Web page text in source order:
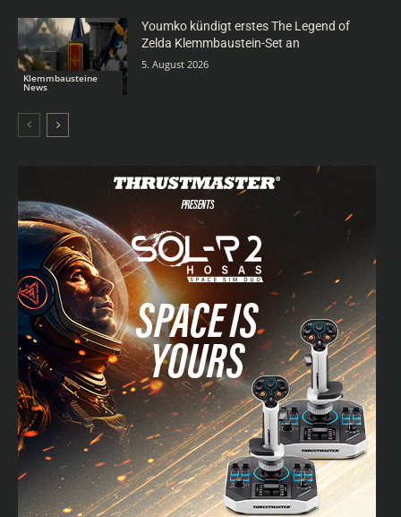
Klemmbausteine
News
Youmko kündigt erstes The Legend of
Zelda Klemmbaustein-Set an
5. August 2026